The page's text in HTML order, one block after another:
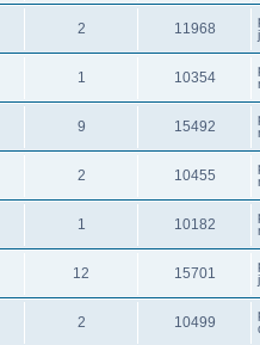
2 11968
1 10354
9 15492
2 10455
1 10182
12 15701
2 10499